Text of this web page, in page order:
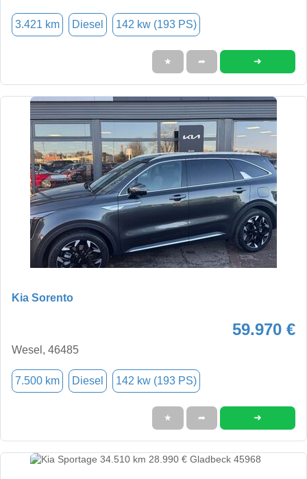
3.421 km Diesel 142 kw (193 PS)
★ ➦ ➜
Kia Sorento
59.970 €
Wesel, 46485
7.500 km Diesel 142 kw (193 PS)
★ ➦ ➜